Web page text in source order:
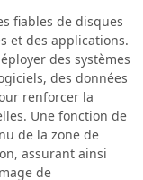
fiables de disques
et des applications.
des systèmes
des données
renforcer la
Une fonction de
de la zone de
assurant ainsi
de